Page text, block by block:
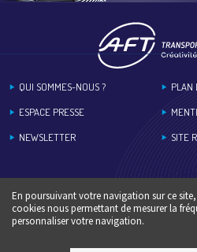
QUI SOMMES-NOUS ?
ESPACE PRESSE
NEWSLETTER
PLAN
SITE
En poursuivant votre navigation sur ce
cookies nous permettant de mesurer la
personnaliser votre navigation.